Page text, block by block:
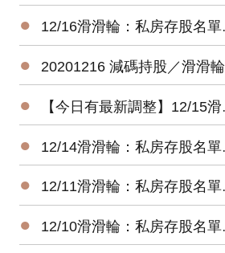
● 12/16滑滑輪：私房存股名單每日持股調整建議（新手存股）
● 20201216 減碼持股／滑滑輪（新手存股）
● 【今日有最新調整】12/15滑滑輪：私房存股名單每日持股調整建議（新手存股）
● 12/14滑滑輪：私房存股名單每日持股調整建議（新手存股）
● 12/11滑滑輪：私房存股名單每日持股調整建議（新手存股）
● 12/10滑滑輪：私房存股名單每日持股調整建議（新手存股）